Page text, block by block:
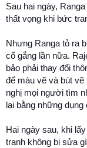
Sau hai ngày,
thất vọng khi bức
Nhưng Ranga tỏ ra
cố gắng lần nữa.
bảo phải thay đổi
để màu vẽ và bút
nghị mọi người tìm
lại bằng những dụng
Hai ngày sau, khi
tranh không bị sửa